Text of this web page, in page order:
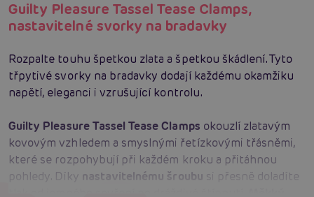
Guilty Pleasure Tassel Tease Clamps,
nastavitelné svorky na bradavky
Rozpalte touhu špetkou zlata a špetkou škádlení. Tyto
třpytivé svorky na bradavky dodají každému okamžiku
napětí, eleganci i vzrušující kontrolu.
Guilty Pleasure Tassel Tease Clamps okouzlí zlatavým
kovovým vzhledem a smyslnými řetízkovými třásněmi,
které se rozpohybují při každém kroku a přitáhnou
pohledy. Díky nastavitelnému šroubu si přesně doladíte